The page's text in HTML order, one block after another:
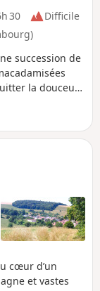
30
Difficile
succession de
la douceur
cœur d’un
et vastes